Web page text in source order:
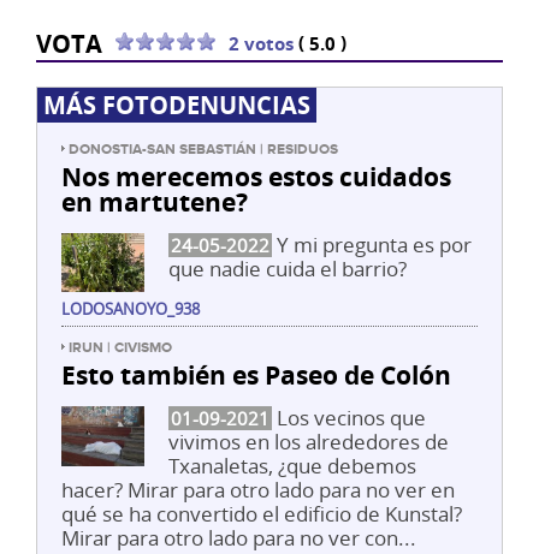
VOTA 2 votos(5.0 )
MÁS FOTODENUNCIAS
DONOSTIA-SAN SEBASTIÁN | RESIDUOS
Nos merecemos estos cuidados
en martutene?
24-05-2022 Y mi pregunta es por
que nadie cuida el barrio?
LODOSANOYO_938
IRUN | CIVISMO
Esto también es Paseo de Colón
01-09-2021 Los vecinos que
vivimos en los alrededores de
Txanaletas, ¿que debemos
hacer? Mirar para otro lado para no ver en
qué se ha convertido el edificio de Kunstal?
Mirar para otro lado para no ver con...